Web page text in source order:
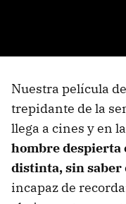
Nuestra película
trepidante de la
llega a cines y en
hombre despierta
distinta, sin saber
incapaz de